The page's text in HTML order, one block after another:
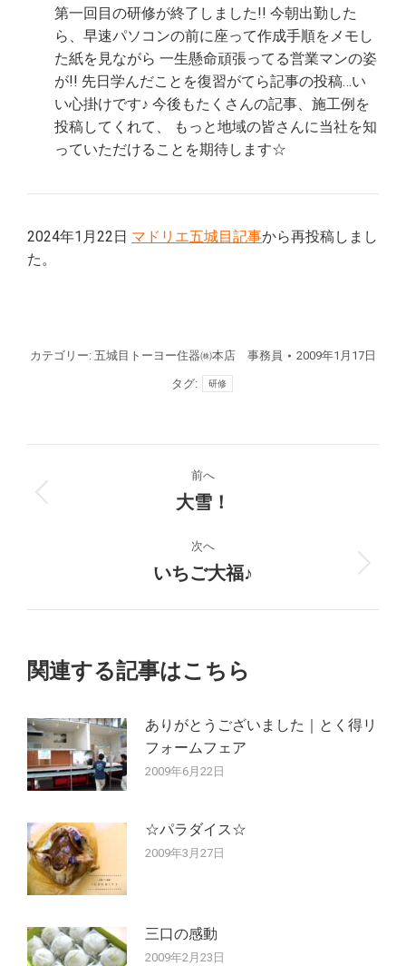
第一回目の研修が終了しました!! 今朝出勤した
ら、早速パソコンの前に座って作成手順をメモし
た紙を見ながら 一生懸命頑張ってる営業マンの姿
が!! 先日学んだことを復習がてら記事の投稿…い
い心掛けです♪ 今後もたくさんの記事、施工例を
投稿してくれて、 もっと地域の皆さんに当社を知
っていただけることを期待します☆
2024年1月22日 マドリエ五城目記事から再投稿しまし
た。
カテゴリー: 五城目トーヨー住器㈱本店 事務員 2009年1月17日
タグ: 研修
稿
ー
ョ
ン
前へ
前
投
稿:
大雪！
次へ
次
いちご大福♪
関連する記事はこちら
ありがとうございました｜とく得リ
フォームフェア
2009年6月22日
☆パラダイス☆
2009年3月27日
三口の感動
2009年2月23日